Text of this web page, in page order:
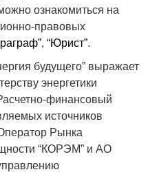
ознакомиться на
правовых
, “Юрист”.
будущего” выражает
энергетики
финансовый
источников
Рынка
“КОРЭМ” и АО